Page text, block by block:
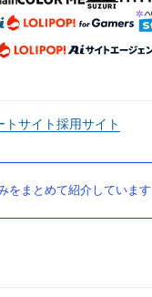
トサイト採用サイト
まとめて紹介しています